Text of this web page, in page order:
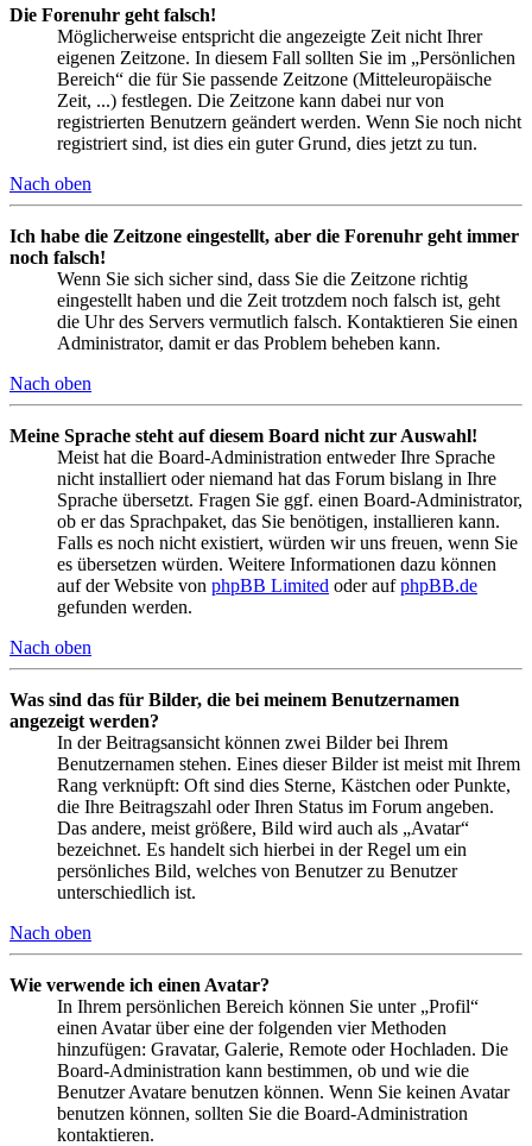
Die Forenuhr geht falsch!
Möglicherweise entspricht die angezeigte Zeit nicht Ihrer
eigenen Zeitzone. In diesem Fall sollten Sie im „Persönlichen
Bereich“ die für Sie passende Zeitzone (Mitteleuropäische
Zeit, ...) festlegen. Die Zeitzone kann dabei nur von
registrierten Benutzern geändert werden. Wenn Sie noch nicht
registriert sind, ist dies ein guter Grund, dies jetzt zu tun.
Nach oben
Ich habe die Zeitzone eingestellt, aber die Forenuhr geht immer
noch falsch!
Wenn Sie sich sicher sind, dass Sie die Zeitzone richtig
eingestellt haben und die Zeit trotzdem noch falsch ist, geht
die Uhr des Servers vermutlich falsch. Kontaktieren Sie einen
Administrator, damit er das Problem beheben kann.
Nach oben
Meine Sprache steht auf diesem Board nicht zur Auswahl!
Meist hat die Board-Administration entweder Ihre Sprache
nicht installiert oder niemand hat das Forum bislang in Ihre
Sprache übersetzt. Fragen Sie ggf. einen Board-Administrator,
ob er das Sprachpaket, das Sie benötigen, installieren kann.
Falls es noch nicht existiert, würden wir uns freuen, wenn Sie
es übersetzen würden. Weitere Informationen dazu können
auf der Website von phpBB Limited oder aufphpBB.de
gefunden werden.
Nach oben
Was sind das für Bilder, die bei meinem Benutzernamen
angezeigt werden?
In der Beitragsansicht können zwei Bilder bei Ihrem
Benutzernamen stehen. Eines dieser Bilder ist meist mit Ihrem
Rang verknüpft: Oft sind dies Sterne, Kästchen oder Punkte,
die Ihre Beitragszahl oder Ihren Status im Forum angeben.
Das andere, meist größere, Bild wird auch als „Avatar“
bezeichnet. Es handelt sich hierbei in der Regel um ein
persönliches Bild, welches von Benutzer zu Benutzer
unterschiedlich ist.
Nach oben
Wie verwende ich einen Avatar?
In Ihrem persönlichen Bereich können Sie unter „Profil“
einen Avatar über eine der folgenden vier Methoden
hinzufügen: Gravatar, Galerie, Remote oder Hochladen. Die
Board-Administration kann bestimmen, ob und wie die
Benutzer Avatare benutzen können. Wenn Sie keinen Avatar
benutzen können, sollten Sie die Board-Administration
kontaktieren.